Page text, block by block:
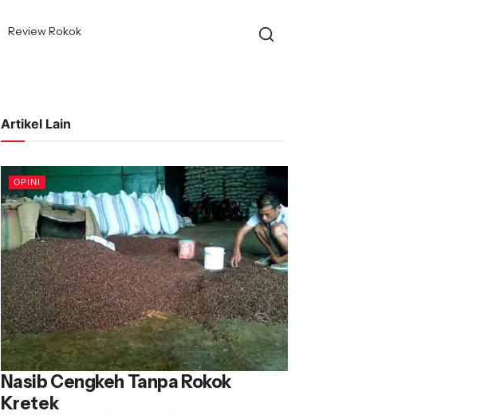
Review Rokok
Artikel Lain
OPINI
Nasib Cengkeh Tanpa Rokok
Kretek